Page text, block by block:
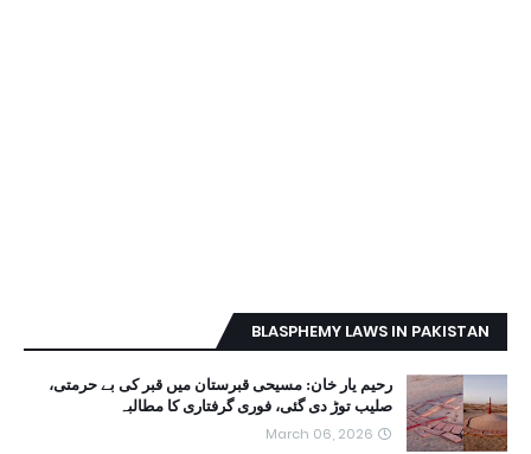
BLASPHEMY LAWS IN PAKISTAN
رحیم یار خان: مسیحی قبرستان میں قبر کی بے حرمتی،
صلیب توڑ دی گئی، فوری گرفتاری کا مطالبہ
March 06, 2026